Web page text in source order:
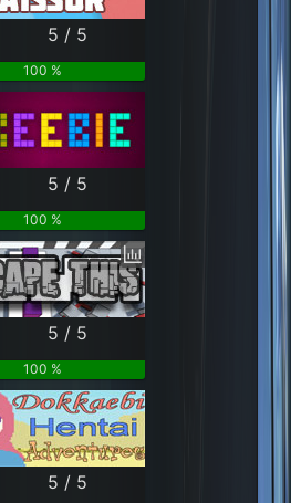
5 / 5
100 %
5 / 5
100 %
5 / 5
100 %
5 / 5